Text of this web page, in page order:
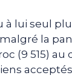
à lui seul
malgré la
(9 515)